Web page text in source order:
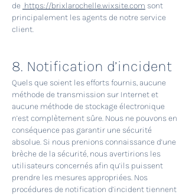
de https://brixlarochelle.wixsite.com sont
principalement les agents de notre service
client.
8. Notification d’incident
Quels que soient les efforts fournis, aucune
méthode de transmission sur Internet et
aucune méthode de stockage électronique
n’est complètement sûre. Nous ne pouvons en
conséquence pas garantir une sécurité
absolue. Si nous prenions connaissance d’une
brèche de la sécurité, nous avertirions les
utilisateurs concernés afin qu’ils puissent
prendre les mesures appropriées. Nos
procédures de notification d’incident tiennent